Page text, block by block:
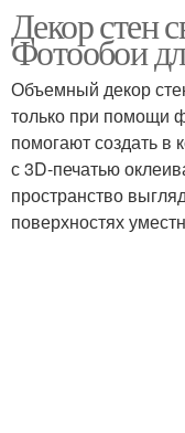
Декор стен
Фотообои
Объемный декор
только при помощи
помогают создать
с 3D-печатью
пространство
поверхностях